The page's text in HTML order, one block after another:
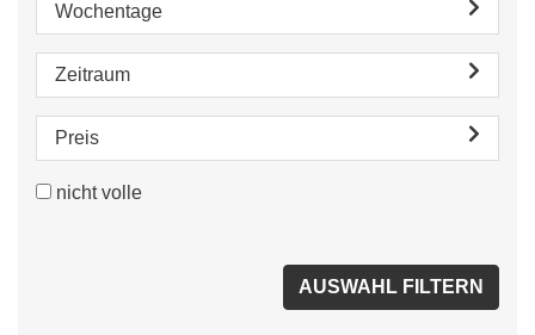
Wochentage
Zeitraum
Preis
nicht volle